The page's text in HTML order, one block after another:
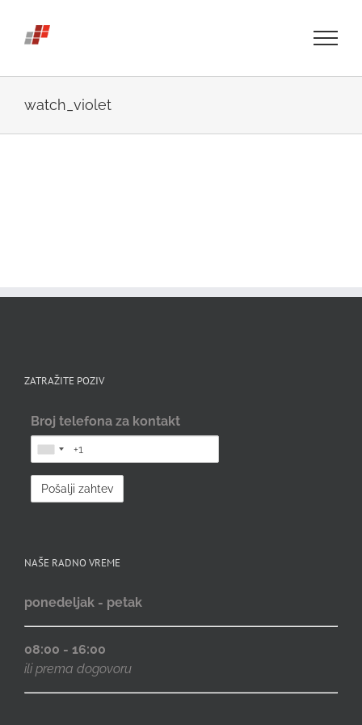
content
watch_violet
ZATRAŽITE POZIV
Broj telefona za kontakt
NAŠE RADNO VREME
ponedeljak - petak
08:00 - 16:00
ili prema dogovoru